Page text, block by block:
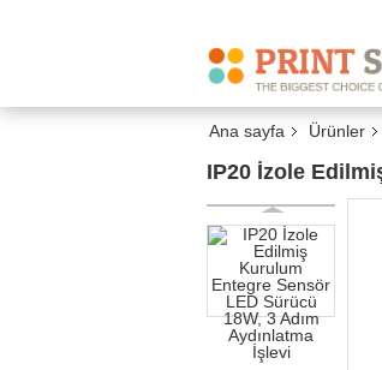
Ana sayfa Ürünler
IP20 İzole